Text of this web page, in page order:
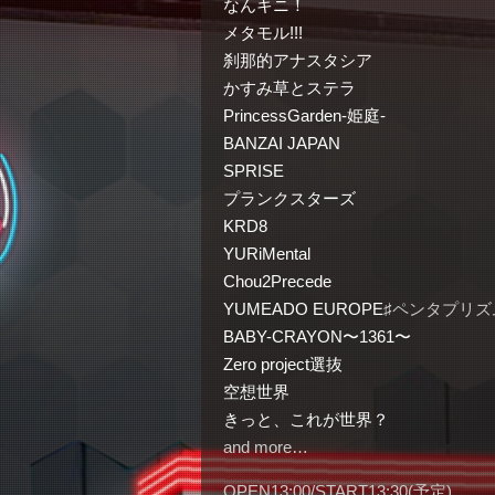
なんキニ！
メタモル!!!
刹那的アナスタシア
かすみ草とステラ
PrincessGarden-姫庭-
BANZAI JAPAN
SPRISE
プランクスターズ
KRD8
YURiMental
Chou2Precede
YUMEADO EUROPE♯ペンタプリズ
BABY-CRAYON〜1361〜
Zero project選抜
空想世界
きっと、これが世界？
and more…
OPEN13:00/START13:30(予定)